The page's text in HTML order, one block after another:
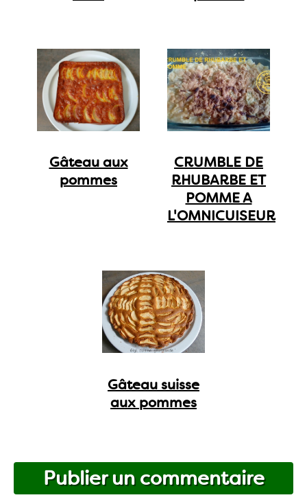
Gâteau aux
pommes
CRUMBLE DE
RHUBARBE ET
POMME A
L'OMNICUISEUR
Gâteau suisse
aux pommes
Publier un commentaire